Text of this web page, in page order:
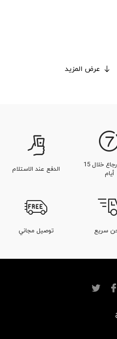
عرض المزيد
ضمان إرجاع خلال 15
أيام
الدفع عند الاستلام
سريع توصيل مجاني